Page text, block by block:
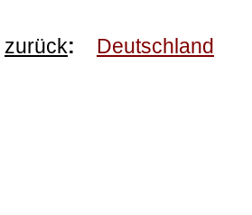
zurück: Deutschland